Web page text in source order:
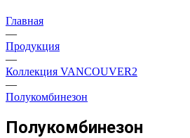
Главная
—
Продукция
—
Коллекция VANCOUVER2
—
Полукомбинезон
Полукомбинезон